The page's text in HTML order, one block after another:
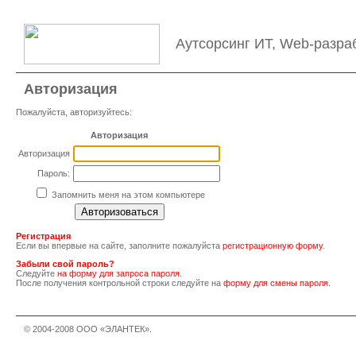
Аутсорсинг ИТ, Web-
Авторизация
Пожалуйста, авторизуйтесь:
Авторизация
Авторизация
Пароль:
Запомнить меня на этом компьютере
Регистрация
Если вы впервые на сайте, заполните пожалуйста регистрационную форму.
Забыли свой пароль?
Следуйте на форму для запроса пароля.
После получения контрольной строки следуйте на форму для смены пароля.
© 2004-2008 ООО «ЭЛАНТЕК».